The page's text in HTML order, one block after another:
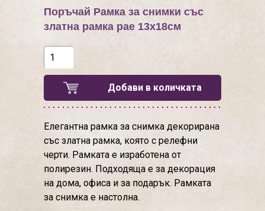
Поръчай Рамка за снимки със
златна рамка рае 13х18см
Добави в количката
Елегантна рамка за снимка декорирана
със златна рамка, която с релефни
черти. Рамката е изработена от
полирезин. Подходяща е за декорация
на дома, офиса и за подарък. Рамката
за снимка е настолна.